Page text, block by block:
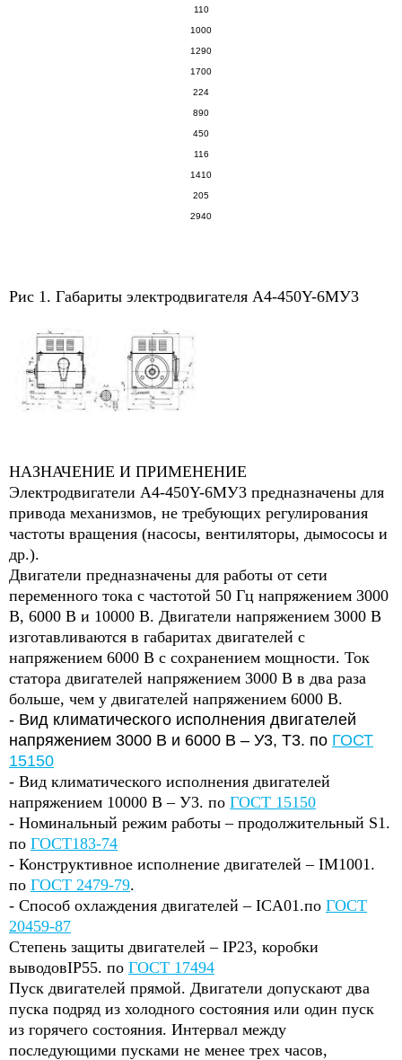
110
1000
1290
1700
224
890
450
116
1410
205
2940
Рис 1. Габариты электродвигателя A4-450Y-6МУ3
НАЗНАЧЕНИЕ И ПРИМЕНЕНИЕ
Электродвигатели A4-450Y-6МУ3 предназначены для
привода механизмов, не требующих регулирования
частоты вращения (насосы, вентиляторы, дымососы и
др.).
Двигатели предназначены для работы от сети
переменного тока с частотой 50 Гц напряжением 3000
В, 6000 В и 10000 В. Двигатели напряжением 3000 В
изготавливаются в габаритах двигателей с
напряжением 6000 В с сохранением мощности. Ток
статора двигателей напряжением 3000 В в два раза
больше, чем у двигателей напряжением 6000 В.
- Вид климатического исполнения двигателей
напряжением 3000 В и 6000 В – У3, Т3. по ГОСТ
15150
- Вид климатического исполнения двигателей
напряжением 10000 В – У3. по ГОСТ 15150
- Номинальный режим работы – продолжительный S1.
по ГОСТ183-74
- Конструктивное исполнение двигателей – IM1001.
по ГОСТ 2479-79.
- Способ охлаждения двигателей – ICA01.по ГОСТ
20459-87
Степень защиты двигателей – IP23, коробки
выводовIP55. по ГОСТ 17494
Пуск двигателей прямой. Двигатели допускают два
пуска подряд из холодного состояния или один пуск
из горячего состояния. Интервал между
последующими пусками не менее трех часов,